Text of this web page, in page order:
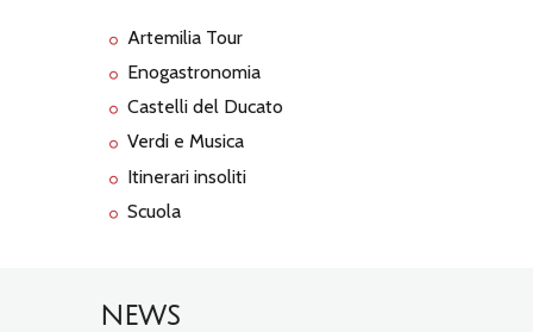
Artemilia Tour
Enogastronomia
Castelli del Ducato
Verdi e Musica
Itinerari insoliti
Scuola
NEWS